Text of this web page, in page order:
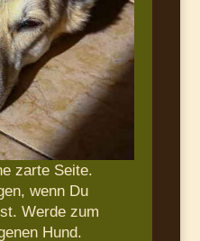
zarte Seite.
wenn Du
Werde zum
Hund.